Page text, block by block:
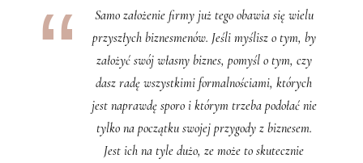
Samo założenie firmy już tego obawia się wielu
przyszłych biznesmenów. Jeśli myślisz o tym, by
założyć swój własny biznes, pomyśl o tym, czy
dasz radę wszystkimi formalnościami, których
jest naprawdę sporo i którym trzeba podołać nie
tylko na początku swojej przygody z biznesem.
Jest ich na tyle dużo, ze może to skutecznie